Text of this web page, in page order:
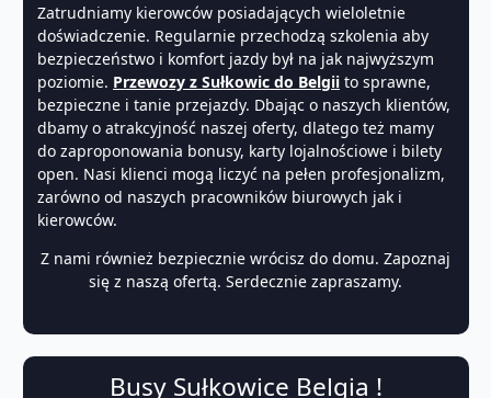
Zatrudniamy kierowców posiadających wieloletnie
doświadczenie. Regularnie przechodzą szkolenia aby
bezpieczeństwo i komfort jazdy był na jak najwyższym
poziomie. Przewozy z Sułkowic do Belgii to sprawne,
bezpieczne i tanie przejazdy. Dbając o naszych klientów,
dbamy o atrakcyjność naszej oferty, dlatego też mamy
do zaproponowania bonusy, karty lojalnościowe i bilety
open. Nasi klienci mogą liczyć na pełen profesjonalizm,
zarówno od naszych pracowników biurowych jak i
kierowców.
Z nami również bezpiecznie wrócisz do domu. Zapoznaj
się z naszą ofertą. Serdecznie zapraszamy.
Busy Sułkowice Belgia !